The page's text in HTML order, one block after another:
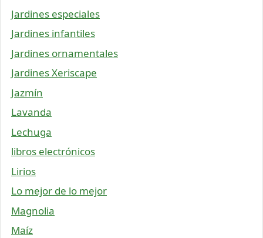
Jardines especiales
Jardines infantiles
Jardines ornamentales
Jardines Xeriscape
Jazmín
Lavanda
Lechuga
libros electrónicos
Lirios
Lo mejor de lo mejor
Magnolia
Maíz